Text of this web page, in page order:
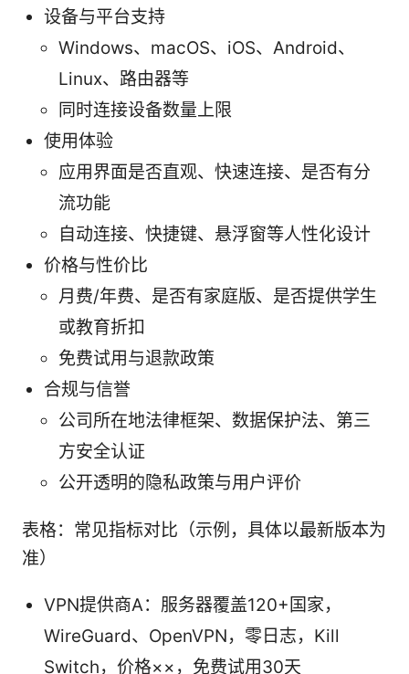
设备与平台支持
Windows、macOS、iOS、Android、
Linux、路由器等
同时连接设备数量上限
使用体验
应用界面是否直观、快速连接、是否有分
流功能
自动连接、快捷键、悬浮窗等人性化设计
价格与性价比
月费/年费、是否有家庭版、是否提供学生
或教育折扣
免费试用与退款政策
合规与信誉
公司所在地法律框架、数据保护法、第三
方安全认证
公开透明的隐私政策与用户评价
表格：常见指标对比（示例，具体以最新版本为
准）
VPN提供商A：服务器覆盖120+国家，
WireGuard、OpenVPN，零日志，Kill
Switch，价格××，免费试用30天